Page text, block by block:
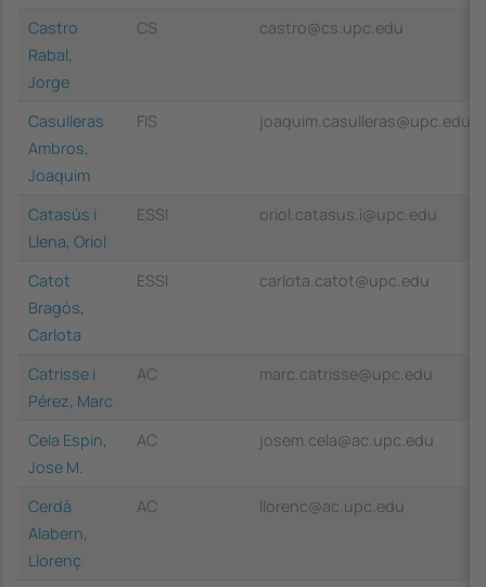
Castro
Rabal,
Jorge
CS castro@cs.upc.edu
Casulleras
Ambros,
Joaquim
FIS joaquim.casulleras@upc.edu
Catasús i
Llena, Oriol
ESSI oriol.catasus.i@upc.edu
Catot
Bragós,
Carlota
ESSI carlota.catot@upc.edu
Catrisse i
Pérez, Marc
AC marc.catrisse@upc.edu
Cela Espin,
Jose M.
AC josem.cela@ac.upc.edu
Cerdà
Alabern,
Llorenç
AC llorenc@ac.upc.edu